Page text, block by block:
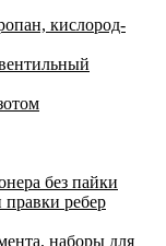
кислород-
без пайки
ребер
наборы для